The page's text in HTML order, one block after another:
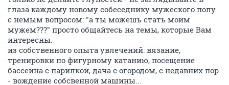
глаза каждому новому собеседнику мужеского полу
с немым вопросом: "а ты можешь стать моим
мужем???" просто общайтесь на темы, которые Вам
интересны.
из собственного опыта увлечений: вязание,
тренировки по фигурному катанию, посещение
бассейна с парилкой, дача с огородом, с недавних пор
- вождение собсвенной машины...